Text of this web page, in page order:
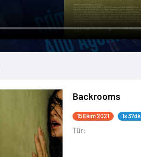
Backrooms
15 Ekim 2021 1s 37dk
Tür: